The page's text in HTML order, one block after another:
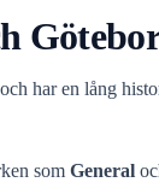
har en lång
som General